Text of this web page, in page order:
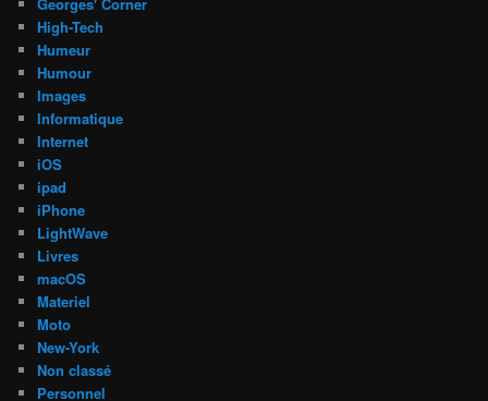
High-Tech
Humeur
Humour
Images
Informatique
Internet
iOS
ipad
iPhone
LightWave
Livres
macOS
Materiel
Moto
New-York
Non classé
Personnel